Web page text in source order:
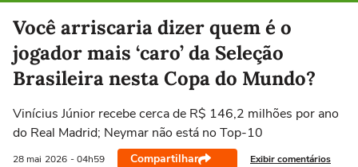
Selecione o time para ver as notícias
Você arriscaria dizer quem é o
jogador mais ‘caro’ da Seleção
Brasileira nesta Copa do Mundo?
Vinícius Júnior recebe cerca de R$ 146,2 milhões por ano
do Real Madrid; Neymar não está no Top-10
28 mai 2026 - 04h59 Compartilhar Exibir comentários